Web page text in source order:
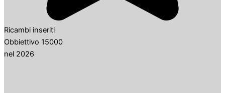
Ricambi inseriti
Obbiettivo 15000
nel 2026